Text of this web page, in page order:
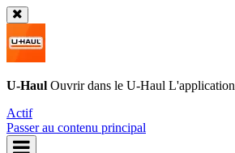
U-Haul Ouvrir dans le U-Haul L'application
Actif
Passer au contenu principal